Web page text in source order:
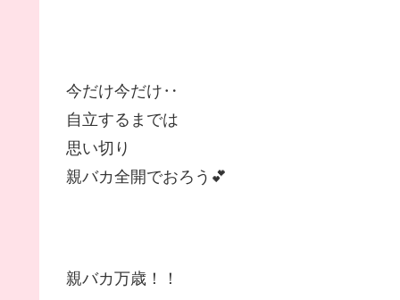
今だけ今だけ‥
自立するまでは
思い切り
親バカ全開でおろう💕
親バカ万歳！！